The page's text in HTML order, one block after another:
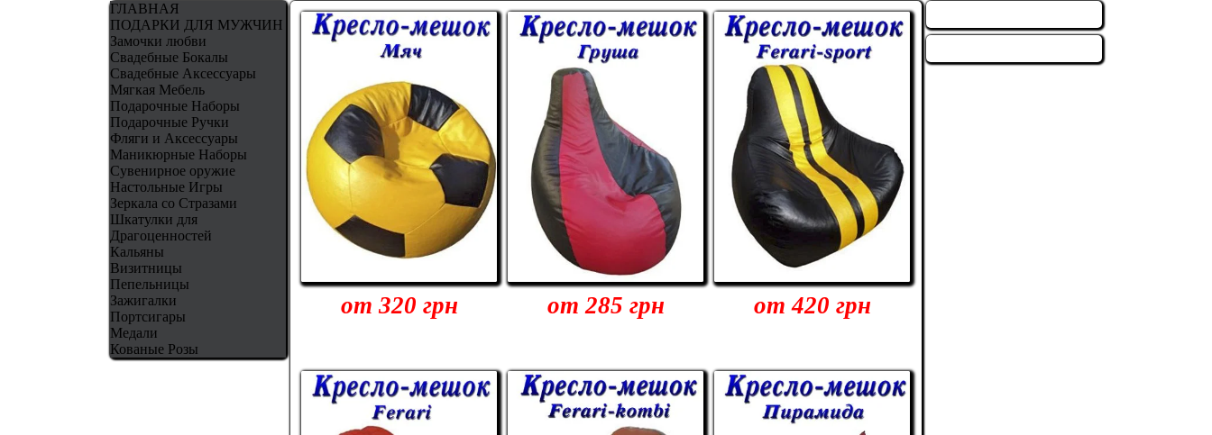
ГЛАВНАЯ
ПОДАРКИ ДЛЯ МУЖЧИН
Замочки любви
Свадебные Бокалы
Свадебные Аксессуары
Мягкая Мебель
Подарочные Наборы
Подарочные Ручки
Фляги и Аксессуары
Маникюрные Наборы
Сувенирное оружие
Настольные Игры
Зеркала со Стразами
Шкатулки для
Драгоценностей
Кальяны
Визитницы
Пепельницы
Зажигалки
Портсигары
Медали
Кованые Розы
от 320 грн от 285 грн от 420 грн